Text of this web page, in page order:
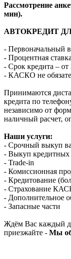
Рассмотрение
мин).
АВТОКРЕДИТ
- Первоначальный
- Процентная
- Срок кредита – от
- КАСКО не
Принимаются
кредита по
независимо от
наличный расчет,
Наши услуги:
- Срочный выкуп
- Выкуп кредитных
- Trade-in
- Комиссионная
- Кредитование
- Страхование
- Дополнительное
- Запасные части
Ждём Вас каждый
приезжайте - Мы